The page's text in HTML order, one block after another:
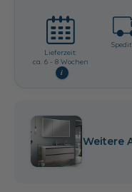
Lieferzeit:
ca. 6 - 8 Wochen
i
Weitere